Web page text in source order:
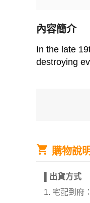
內容簡介
In the late
destroying
購物說明
出貨方式
1. 宅配到府